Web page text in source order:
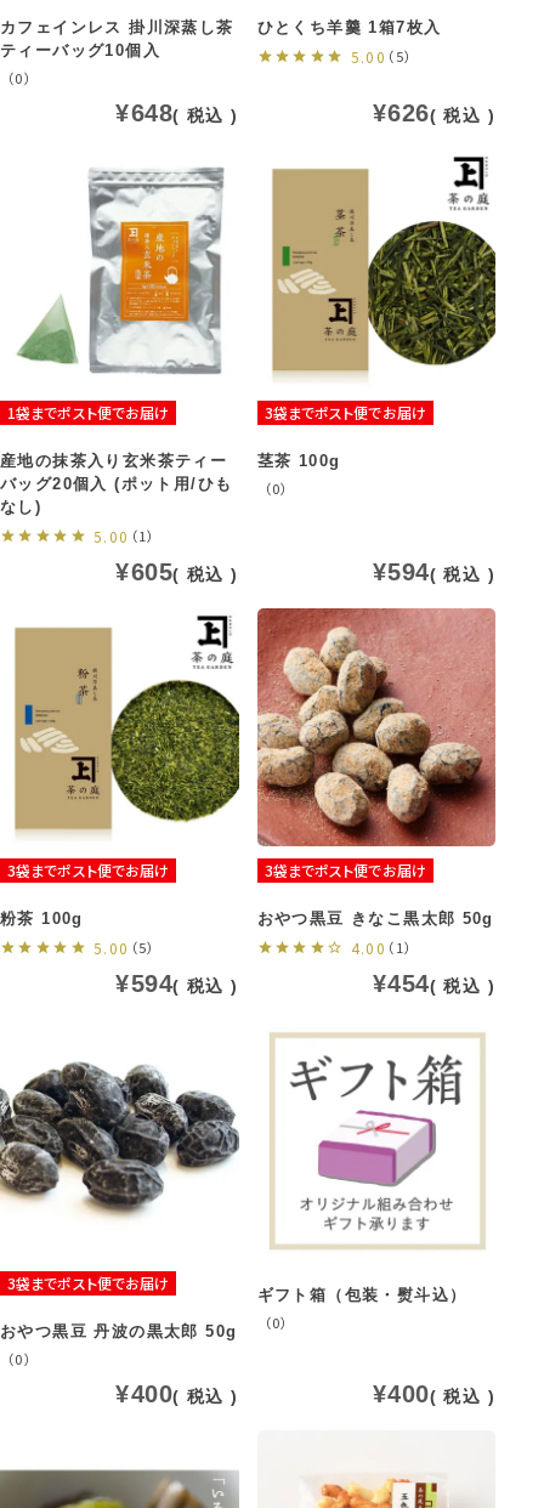
カフェインレス 掛川深蒸し茶
ティーバッグ10個入
（0）
¥648 税込
ひとくち羊羹 1箱7枚入
5.00 （5）
¥626 税込
1袋までポスト便でお届け
産地の抹茶入り玄米茶ティー
バッグ20個入 (ポット用/ひも
なし)
5.00 （1）
¥605 税込
3袋までポスト便でお届け
茎茶 100g
（0）
¥594 税込
3袋までポスト便でお届け
粉茶 100g
5.00 （5）
¥594 税込
3袋までポスト便でお届け
おやつ黒豆 きなこ黒太郎 50g
4.00 （1）
¥454 税込
3袋までポスト便でお届け
おやつ黒豆 丹波の黒太郎 50g
（0）
¥400 税込
ギフト箱（包装・熨斗込）
（0）
¥400 税込